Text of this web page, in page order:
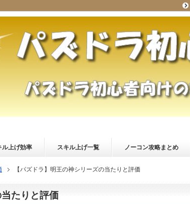
ル上げ効率 スキル上げ一覧 ノーコン攻略まとめ
【パズドラ】明王の神シリーズの当たりと評価
たりと評価